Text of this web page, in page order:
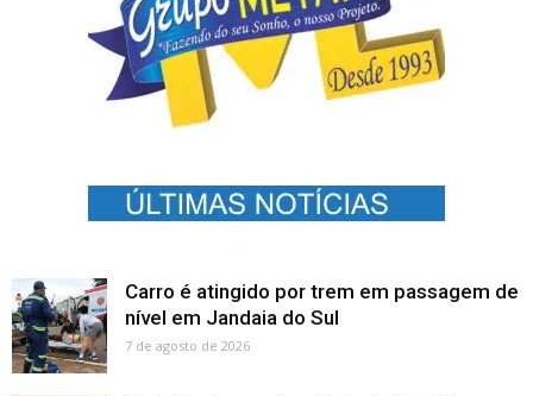
Carro é atingido por trem em passagem de
nível em Jandaia do Sul
7 de agosto de 2026